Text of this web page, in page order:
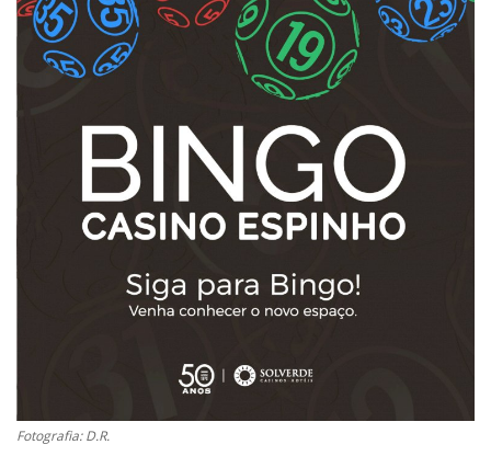
Estatuto Editorial
Saúde
Ficha técnica
Cultura
Fotografia: D.R.